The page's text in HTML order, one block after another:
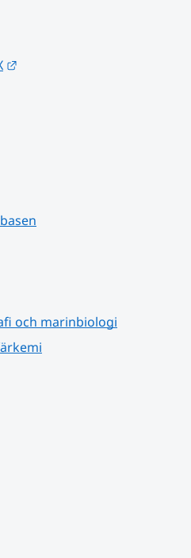
och marinbiologi